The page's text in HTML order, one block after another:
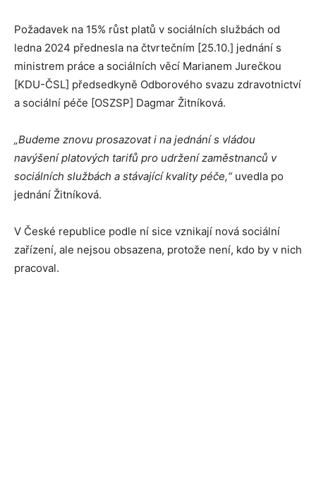
Požadavek na 15% růst platů v sociálních službách od
ledna 2024 přednesla na čtvrtečním [25.10.] jednání s
ministrem práce a sociálních věcí Marianem Jurečkou
[KDU-ČSL] předsedkyně Odborového svazu zdravotnictví
a sociální péče [OSZSP] Dagmar Žitníková.
„Budeme znovu prosazovat i na jednání s vládou
navýšení platových tarifů pro udržení zaměstnanců v
sociálních službách a stávající kvality péče,“ uvedla po
jednání Žitníková.
V České republice podle ní sice vznikají nová sociální
zařízení, ale nejsou obsazena, protože není, kdo by v nich
pracoval.